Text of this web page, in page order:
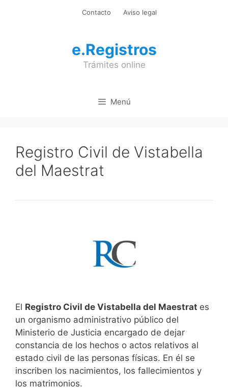
Contacto Aviso legal
e.Registros
Trámites online
Menú
Registro Civil de Vistabella
del Maestrat
El Registro Civil de Vistabella del Maestrat es
un organismo administrativo público del
Ministerio de Justicia encargado de dejar
constancia de los hechos o actos relativos al
estado civil de las personas físicas. En él se
inscriben los nacimientos, los fallecimientos y
los matrimonios.